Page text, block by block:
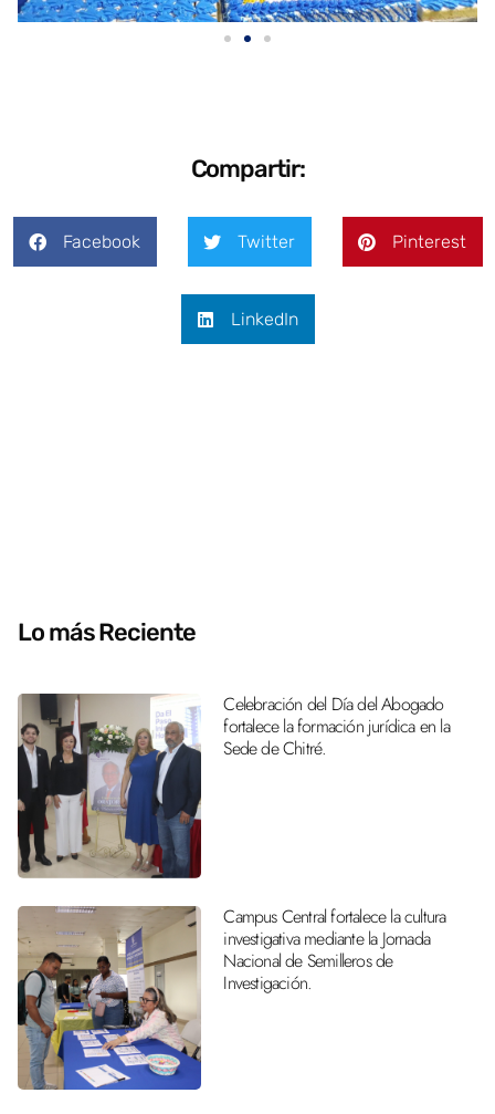
Compartir:
Facebook Twitter Pinterest
LinkedIn
Lo más Reciente
Celebración del Día del Abogado
fortalece la formación jurídica en la
Sede de Chitré.
Campus Central fortalece la cultura
investigativa mediante la Jornada
Nacional de Semilleros de
Investigación.